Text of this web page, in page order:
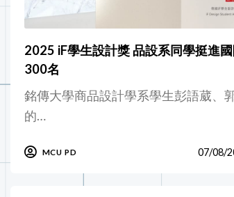
2025 iF學生設計獎 品設系同學挺進
300名
銘傳大學商品設計學系學生彭語葳、
的…
MCU PD 07/08/